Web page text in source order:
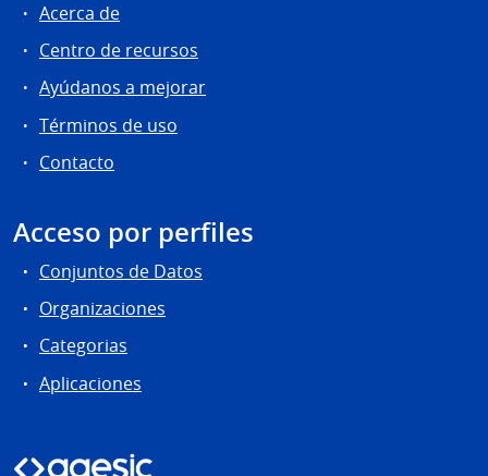
Acerca de
Centro de recursos
Ayúdanos a mejorar
Términos de uso
Contacto
Acceso por perfiles
Conjuntos de Datos
Organizaciones
Categorias
Aplicaciones